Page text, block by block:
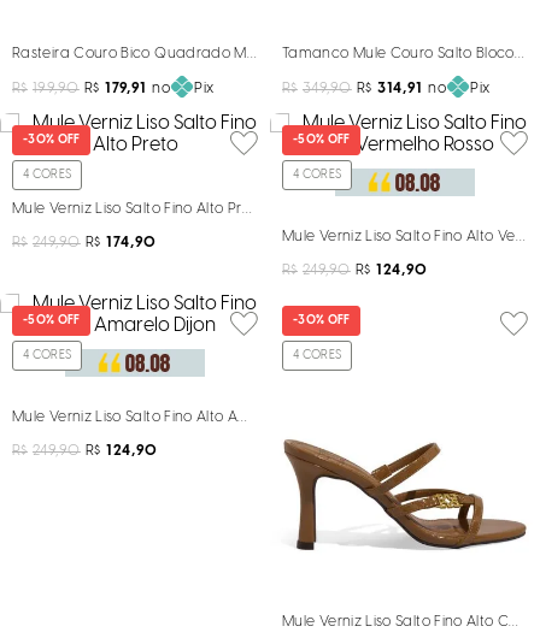
Rasteira Couro Bico Quadrado Marrom Sela
R$ 199,90 R$ 179,91 no Pix
Tamanco Mule Couro Salto Bloco
R$ 349,90 R$ 314,91 no Pix
-30% OFF
4 CORES
Mule Verniz Liso Salto Fino Alto Preto
R$ 249,90 R$ 174,90
-50% OFF
4 CORES
Mule Verniz Liso Salto Fino Alto
R$ 249,90 R$ 124,90
-50% OFF
4 CORES
Mule Verniz Liso Salto Fino Alto Amarelo Dijon
R$ 249,90 R$ 124,90
-30% OFF
4 CORES
Mule Verniz Liso Salto Fino Alto